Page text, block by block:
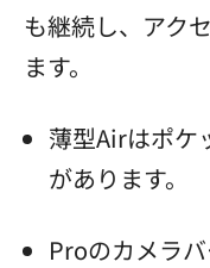
も継続し、アク
ます。
薄型Airはポケ
があります。
Proのカメラ